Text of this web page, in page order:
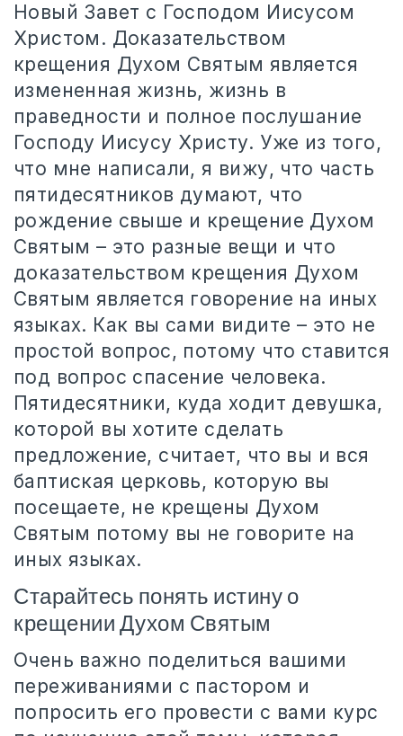
Новый Завет с Господом Иисусом
Христом. Доказательством
крещения Духом Святым является
измененная жизнь, жизнь в
праведности и полное послушание
Господу Иисусу Христу. Уже из того,
что мне написали, я вижу, что часть
пятидесятников думают, что
рождение свыше и крещение Духом
Святым – это разные вещи и что
доказательством крещения Духом
Святым является говорение на иных
языках. Как вы сами видите – это не
простой вопрос, потому что ставится
под вопрос спасение человека.
Пятидесятники, куда ходит девушка,
которой вы хотите сделать
предложение, считает, что вы и вся
баптиская церковь, которую вы
посещаете, не крещены Духом
Святым потому вы не говорите на
иных языках.
Старайтесь понять истину о
крещении Духом Святым
Очень важно поделиться вашими
переживаниями с пастором и
попросить его провести с вами курс